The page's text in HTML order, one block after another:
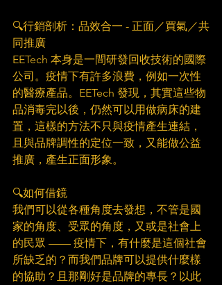
🔍行銷剖析：品效合一 - 正面／買氣／共
同推廣​
EETech 本身是一間研發回收技術的國際
公司。疫情下有許多浪費，例如一次性
的醫療產品。EETech 發現，其實這些物
品消毒完以後，仍然可以用做病床的建
置，這樣的方法不只與疫情產生連結，
且與品牌調性的定位一致，又能做公益
推廣，產生正面形象。​
🔍如何借鏡​
我們可以從各種角度去發想，不管是國
家的角度、受眾的角度，又或是社會上
的民眾 —— 疫情下，有什麼是這個社會
所缺乏的？而我們品牌可以提供什麼樣
的協助？且那剛好是品牌的專長？以此